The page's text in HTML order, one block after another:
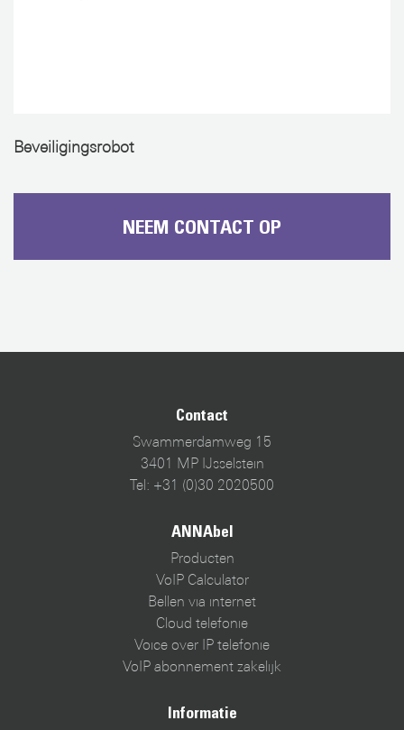
Beveiligingsrobot
Contact
Swammerdamweg 15
3401 MP IJsselstein
Tel: +31 (0)30 2020500
ANNAbel
Producten
VoIP Calculator
Bellen via internet
Cloud telefonie
Voice over IP telefonie
VoIP abonnement zakelijk
Informatie